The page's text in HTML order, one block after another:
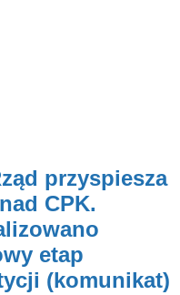
przyspiesza
CPK.
etap
(komunikat)